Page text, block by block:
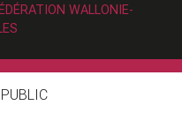
WALLONIE-